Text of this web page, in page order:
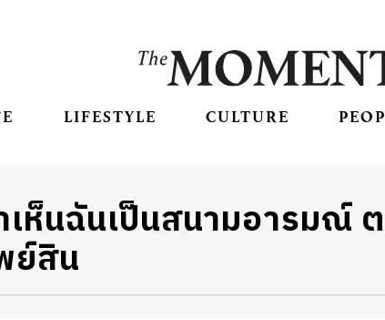
LIFESTYLE CULTURE
เห็นฉันเป็นสนามอารมณ์
ย์สิน